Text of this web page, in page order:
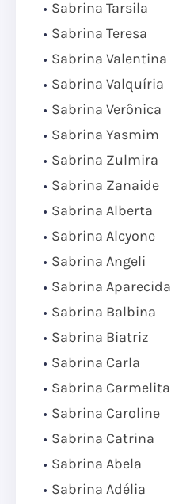
Sabrina Tarsila
Sabrina Teresa
Sabrina Valentina
Sabrina Valquíria
Sabrina Verônica
Sabrina Yasmim
Sabrina Zulmira
Sabrina Zanaide
Sabrina Alberta
Sabrina Alcyone
Sabrina Angeli
Sabrina Aparecida
Sabrina Balbina
Sabrina Biatriz
Sabrina Carla
Sabrina Carmelita
Sabrina Caroline
Sabrina Catrina
Sabrina Abela
Sabrina Adélia